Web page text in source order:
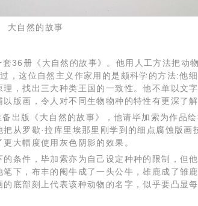
大自然的故事
36册《大自然的故事》。他用人工方法把动
，这位自然主义作家用的是颇科学的方法:他
，找出三大种类王国的一致性。他不单以文
版画，令人对不同生物物种的特性有更深了解
出版《大自然的故事》，他请毕加索为作品
从罗歇·拉库里埃那里刚学到的细点腐蚀版画
大幅度使用灰色阴影的效果。
条件，毕加索亦为自己设定种种的限制，但
下，布丰的阉牛成了一头公牛，雄鹿成了雏鹿
底部刻上代表该种动物的名字，似乎要凸显